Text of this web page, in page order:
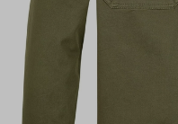
onze
webshop